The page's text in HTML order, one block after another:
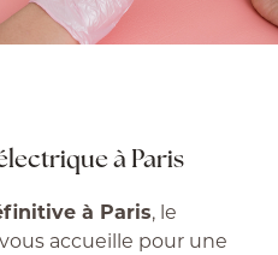
à Paris
à Paris, le
vous accueille pour une